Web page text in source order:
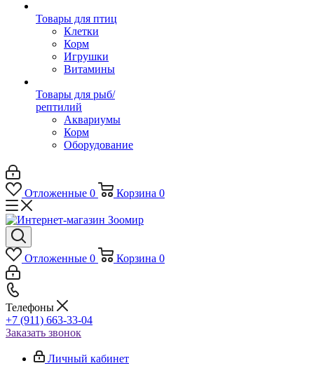
Товары для птиц
Клетки
Корм
Игрушки
Витамины
Товары для рыб/
рептилий
Аквариумы
Корм
Оборудование
Отложенные 0 Корзина 0
Отложенные 0 Корзина 0
Телефоны
+7 (911) 663-33-04
Заказать звонок
Личный кабинет